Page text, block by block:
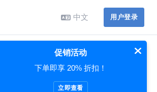
中文 用户登录
100Gbps
促销活动
下单即享 20% 折扣！
立即查看